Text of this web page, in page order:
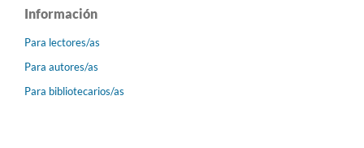
Información
Para lectores/as
Para autores/as
Para bibliotecarios/as